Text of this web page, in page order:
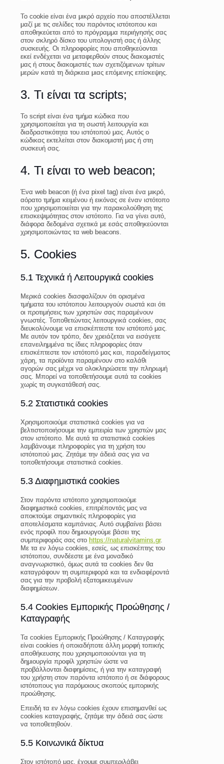
Το cookie είναι ένα μικρό αρχείο που αποστέλλεται
μαζί με τις σελίδες του παρόντος ιστότοπου και
αποθηκεύεται από το πρόγραμμα περιήγησής σας
στον σκληρό δίσκο του υπολογιστή σας ή άλλης
συσκευής. Οι πληροφορίες που αποθηκεύονται
εκεί ενδέχεται να μεταφερθούν στους διακομιστές
μας ή στους διακομιστές των σχετιζόμενων τρίτων
μερών κατά τη διάρκεια μιας επόμενης επίσκεψης.
3. Τι είναι τα scripts;
Το script είναι ένα τμήμα κώδικα που
χρησιμοποιείται για τη σωστή λειτουργία και
διαδραστικότητα του ιστότοπού μας. Αυτός ο
κώδικας εκτελείται στον διακομιστή μας ή στη
συσκευή σας.
4. Τι είναι το web beacon;
Ένα web beacon (ή ένα pixel tag) είναι ένα μικρό,
αόρατο τμήμα κειμένου ή εικόνας σε έναν ιστότοπο
που χρησιμοποιείται για την παρακολούθηση της
επισκεψιμότητας στον ιστότοπο. Για να γίνει αυτό,
διάφορα δεδομένα σχετικά με εσάς αποθηκεύονται
χρησιμοποιώντας τα web beacons.
5. Cookies
5.1 Τεχνικά ή Λειτουργικά cookies
Μερικά cookies διασφαλίζουν ότι ορισμένα
τμήματα του ιστότοπου λειτουργούν σωστά και ότι
οι προτιμήσεις των χρηστών σας παραμένουν
γνωστές. Τοποθετώντας λειτουργικά cookies, σας
διευκολύνουμε να επισκέπτεστε τον ιστότοπό μας.
Με αυτόν τον τρόπο, δεν χρειάζεται να εισάγετε
επανειλημμένα τις ίδιες πληροφορίες όταν
επισκέπτεστε τον ιστότοπό μας και, παραδείγματος
χάρη, τα προϊόντα παραμένουν στο καλάθι
αγορών σας μέχρι να ολοκληρώσετε την πληρωμή
σας. Μπορεί να τοποθετήσουμε αυτά τα cookies
χωρίς τη συγκατάθεσή σας.
5.2 Στατιστικά cookies
Χρησιμοποιούμε στατιστικά cookies για να
βελτιστοποιήσουμε την εμπειρία των χρηστών μας
στον ιστότοπο. Με αυτά τα στατιστικά cookies
λαμβάνουμε πληροφορίες για τη χρήση του
ιστότοπού μας. Ζητάμε την άδειά σας για να
τοποθετήσουμε στατιστικά cookies.
5.3 Διαφημιστικά cookies
Στον παρόντα ιστότοπο χρησιμοποιούμε
διαφημιστικά cookies, επιτρέποντάς μας να
αποκτούμε σημαντικές πληροφορίες για
αποτελέσματα καμπάνιας. Αυτό συμβαίνει βάσει
ενός προφίλ που δημιουργούμε βάσει της
συμπεριφοράς σας στο https://naturalvitamins.gr.
Με τα εν λόγω cookies, εσείς, ως επισκέπτης του
ιστότοπου, συνδέεστε με ένα μοναδικό
αναγνωριστικό, όμως αυτά τα cookies δεν θα
καταγράφουν τη συμπεριφορά και τα ενδιαφέροντά
σας για την προβολή εξατομικευμένων
διαφημίσεων.
5.4 Cookies Εμπορικής Προώθησης /
Καταγραφής
Τα cookies Εμπορικής Προώθησης / Καταγραφής
είναι cookies ή οποιαδήποτε άλλη μορφή τοπικής
αποθήκευσης που χρησιμοποιούνται για τη
δημιουργία προφίλ χρηστών ώστε να
προβάλλονται διαφημίσεις, ή για την καταγραφή
του χρήστη στον παρόντα ιστότοπο ή σε διάφορους
ιστότοπους για παρόμοιους σκοπούς εμπορικής
προώθησης.
Επειδή τα εν λόγω cookies έχουν επισημανθεί ως
cookies καταγραφής, ζητάμε την άδειά σας ώστε
να τοποθετηθούν.
5.5 Κοινωνικά δίκτυα
Στον ιστότοπό μας, έχουμε συμπεριλάβει